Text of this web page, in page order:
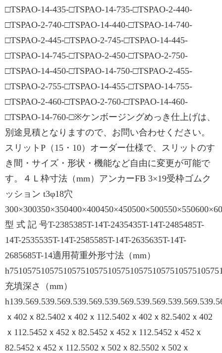
□TSPAO-14-435-□TSPAO-14-735-□TSPAO-2-440-
□TSPAO-2-740-□TSPAO-14-440-□TSPAO-14-740-
□TSPAO-2-445-□TSPAO-2-745-□TSPAO-14-445-
□TSPAO-14-745-□TSPAO-2-450-□TSPAO-2-750-
□TSPAO-14-450-□TSPAO-14-750-□TSPAO-2-455-
□TSPAO-2-755-□TSPAO-14-455-□TSPAO-14-755-
□TSPAO-2-460-□TSPAO-2-760-□TSPAO-14-460-
□TSPAO-14-760-□※ケンボージングめっき仕上げは、
別途見積となりますので、お問い合わせください。
スリットP（15・10）オーダー仕様で、スリットのす
き間・サイズ・形状・機能など自由に変更が可能で
す。４Ｌ枠寸法（mm）アンカーFB 3×19受枠ゴムク
ッション t3φ18穴
型 式 記 号T-2385385T-14T-2435435T-14T-2485485T-
14T-2535535T-14T-2585585T-14T-2635635T-14T-
2685685T-14適用荷重外形寸法（mm）
充填深さ（mm）
ｘ402ｘ82.5402ｘ402ｘ112.5402ｘ402ｘ82.5402ｘ402
ｘ112.5452ｘ452ｘ82.5452ｘ452ｘ112.5452ｘ452ｘ
82.5452ｘ452ｘ112.5502ｘ502ｘ82.5502ｘ502ｘ